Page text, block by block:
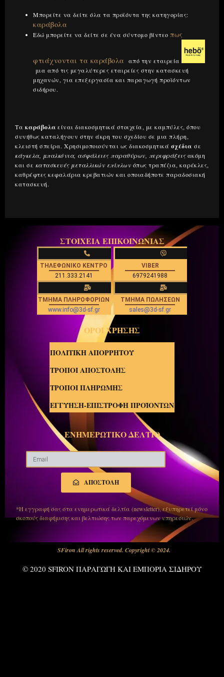
Μπορείτε να δείτε όλα τα προϊόντα της κατηγορίας:
καράβολα
Εδώ μπορείτε να δείτε σε ένα σύντομο βίντεο πως
φτιάχνονται τα καράβολα από την εταιρεία
μια από τις μεγαλύτερες εταιρείες στην κατασκευή
μηχανών, για επεξεργασία και παραγωγή προϊόντων
σιδήρου.
Τα καράβολα είναι διακοσμητικά στοιχεία, με καμπύλες, όπου
συνήθως καταλήγουν στην άκρη του σχεδίου σε μια πλήρη,
κλειστή σπείρα. Χρησιμοποιούνται ως διακοσμητικά σχέδια σε
κάγκελα, μπαλκόνια, ασφάλειες παραθύρων, περιφράξειςακόμη
και σε κατασκευές μεταλλικών επίπλων όπως τραπέζια, καρέκλες,
καθρέφτες κεφαλάρια κρεβατιών και οποιαδήποτε παραδοσιακή
κατασκευή.
ΣΤΟΙΧΕΙΑ ΕΠΙΚΟΙΝΩΝΙΑΣ
ΤΗΛΕΦΩΝΙΚΟ ΚΕΝΤΡΟ
211.333.2141
VIBER
6979241988
ΤΜΗΜΑ ΠΛΗΡΟΦΟΡΙΩΝ
www.info@3d-sf.gr
ΤΜΗΜΑ ΠΩΛΗΣΕΩΝ
sales@3d-sf.gr
ΟΡΟΙ ΧΡΗΣΗΣ
ΠΟΛΙΤΙΚΗ ΑΠΟΡΡΗΤΟΥ
ΤΡΟΠΟΙ ΑΠΟΣΤΟΛΗΣ
ΤΡΟΠΟΙ ΠΛΗΡΩΜΗΣ
ΕΓΓΥΗΣΗ-ΕΠΙΣΤΡΟΦΗ ΠΡΟΪΟΝΤΩΝ
ΕΝΗΜΕΡΩΤΙΚΟ ΔΕΛΤΙΟ
ΑΠΟΣΤΟΛΗ
*Η εγγραφή σας στα ενημερωτικά δελτία (newsletter), εξυπηρετεί μόνο
σκοπούς διαφήμισης και βελτιώσης των παρεχόμενων υπηρεσιών.
SFiron All rights reserved. Copyright © 2024.
© 2020 SFIRON ΠΑΡΑΓΩΓΗ ΚΑΙ ΕΜΠΟΡΙΑ ΣΙΔΗΡΟΥ